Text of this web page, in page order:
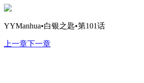
YYManhua•白银之匙•第101话
上一章下一章